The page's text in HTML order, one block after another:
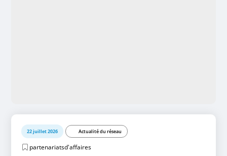
22 juillet 2026 Actualité du réseau
partenariatsd'affaires